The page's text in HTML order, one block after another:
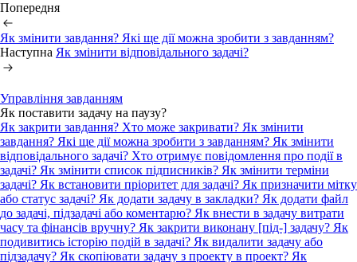
Попередня
Як змінити завдання? Які ще дії можна зробити з завданням?
Наступна Як змінити відповідального задачі?
Управління завданням
Як поставити задачу на паузу?
Як закрити завдання? Хто може закривати? Як змінити
завдання? Які ще дії можна зробити з завданням? Як змінити
відповідального задачі? Хто отримує повідомлення про події в
задачі? Як змінити список підписників? Як змінити терміни
задачі? Як встановити пріоритет для задачі? Як призначити мітку
або статус задачі? Як додати задачу в закладки? Як додати файл
до задачі, підзадачі або коментарю? Як внести в задачу витрати
часу та фінансів вручну? Як закрити виконану [під-] задачу? Як
подивитись історію подій в задачі? Як видалити задачу або
підзадачу? Як скопіювати задачу з проекту в проект? Як